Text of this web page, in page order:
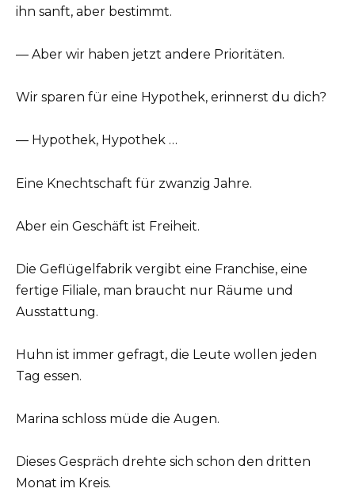
ihn sanft, aber bestimmt.
— Aber wir haben jetzt andere Prioritäten.
Wir sparen für eine Hypothek, erinnerst du dich?
— Hypothek, Hypothek …
Eine Knechtschaft für zwanzig Jahre.
Aber ein Geschäft ist Freiheit.
Die Geflügelfabrik vergibt eine Franchise, eine
fertige Filiale, man braucht nur Räume und
Ausstattung.
Huhn ist immer gefragt, die Leute wollen jeden
Tag essen.
Marina schloss müde die Augen.
Dieses Gespräch drehte sich schon den dritten
Monat im Kreis.